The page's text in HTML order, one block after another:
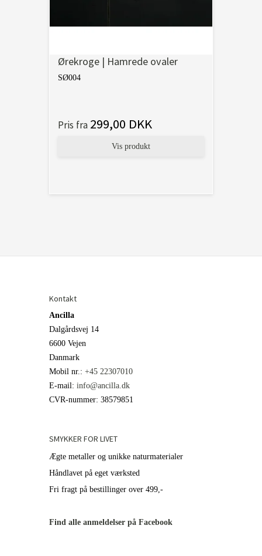
Ørekroge | Hamrede ovaler
SØ004
Pris fra 299,00 DKK
Vis produkt
Kontakt
Ancilla
Dalgårdsvej 14
6600 Vejen
Danmark
Mobil nr. : +45 22307010
E-mail : info@ancilla.dk
CVR-nummer: 38579851
SMYKKER FOR LIVET
Ægte metaller og unikke naturmaterialer
Håndlavet på eget værksted
Fri fragt på bestillinger over 499,-
Find alle anmeldelser på Facebook